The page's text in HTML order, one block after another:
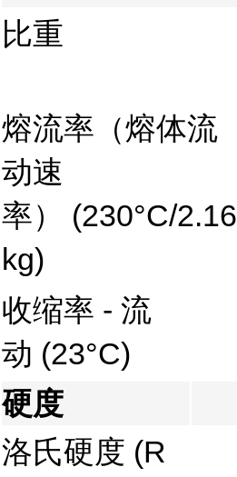
比重
熔流率（熔体流
动速
率） (230°C/2.16
kg)
收缩率 - 流
动 (23°C)
硬度
洛氏硬度 (R